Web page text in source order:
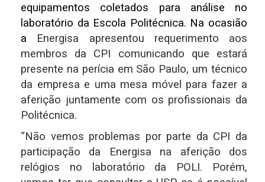
equipamentos coletados para análise no
laboratório da Escola Politécnica. Na ocasião
a Energisa apresentou requerimento aos
membros da CPI comunicando que estará
presente na perícia em São Paulo, um técnico
da empresa e uma mesa móvel para fazer a
aferição juntamente com os profissionais da
Politécnica.
“Não vemos problemas por parte da CPI da
participação da Energisa na aferição dos
relógios no laboratório da POLI. Porém,